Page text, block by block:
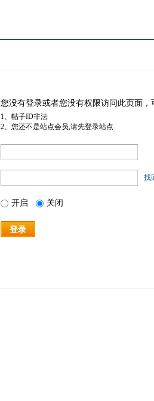
您没有登录或者您没有权限访问此页面
1、帖子ID非法
2、您还不是站点会员,请先登录站点
找
开启 关闭
登录